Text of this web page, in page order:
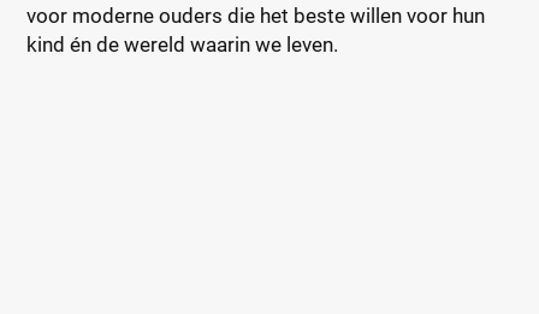
voor moderne ouders die het beste willen voor hun
kind én de wereld waarin we leven.